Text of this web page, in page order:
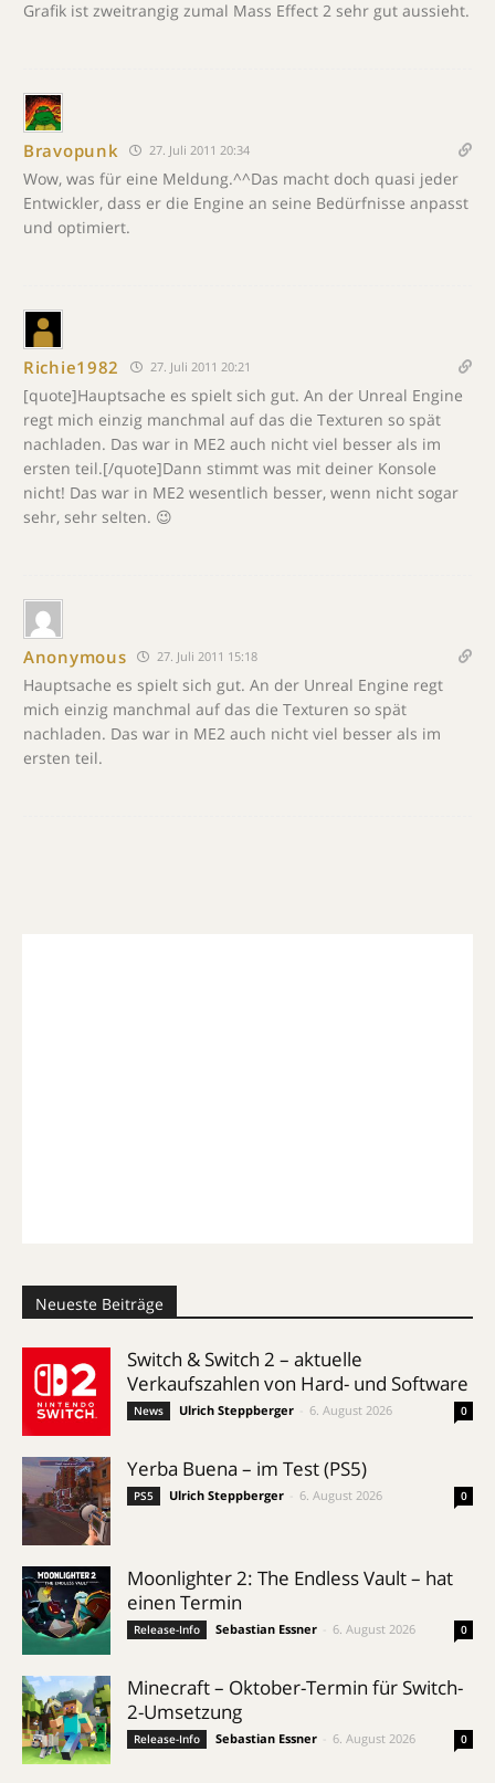
Grafik ist zweitrangig zumal Mass Effect 2 sehr gut aussieht.
Bravopunk 27. Juli 2011 20:34
Wow, was für eine Meldung.^^Das macht doch quasi jeder
Entwickler, dass er die Engine an seine Bedürfnisse anpasst
und optimiert.
Richie1982 27. Juli 2011 20:21
[quote]Hauptsache es spielt sich gut. An der Unreal Engine
regt mich einzig manchmal auf das die Texturen so spät
nachladen. Das war in ME2 auch nicht viel besser als im
ersten teil.[/quote]Dann stimmt was mit deiner Konsole
nicht! Das war in ME2 wesentlich besser, wenn nicht sogar
sehr, sehr selten. 😉
Anonymous 27. Juli 2011 15:18
Hauptsache es spielt sich gut. An der Unreal Engine regt
mich einzig manchmal auf das die Texturen so spät
nachladen. Das war in ME2 auch nicht viel besser als im
ersten teil.
Neueste Beiträge
Switch & Switch 2 – aktuelle
Verkaufszahlen von Hard- und Software
News Ulrich Steppberger 6. August 2026 0
Yerba Buena – im Test (PS5)
PS5 Ulrich Steppberger 6. August 2026 0
Moonlighter 2: The Endless Vault – hat
einen Termin
Release-Info Sebastian Essner 6. August 2026 0
Minecraft – Oktober-Termin für Switch-
2-Umsetzung
Release-Info Sebastian Essner 6. August 2026 0